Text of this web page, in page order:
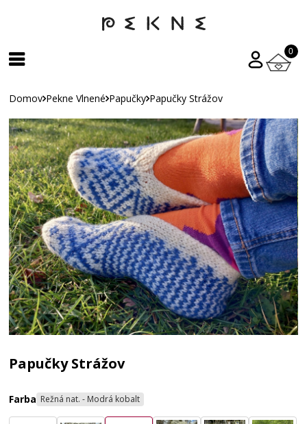
0
Domov Pekne Vlnené Papučky Papučky Strážov
Papučky Strážov
Farba Režná nat. - Modrá kobalt